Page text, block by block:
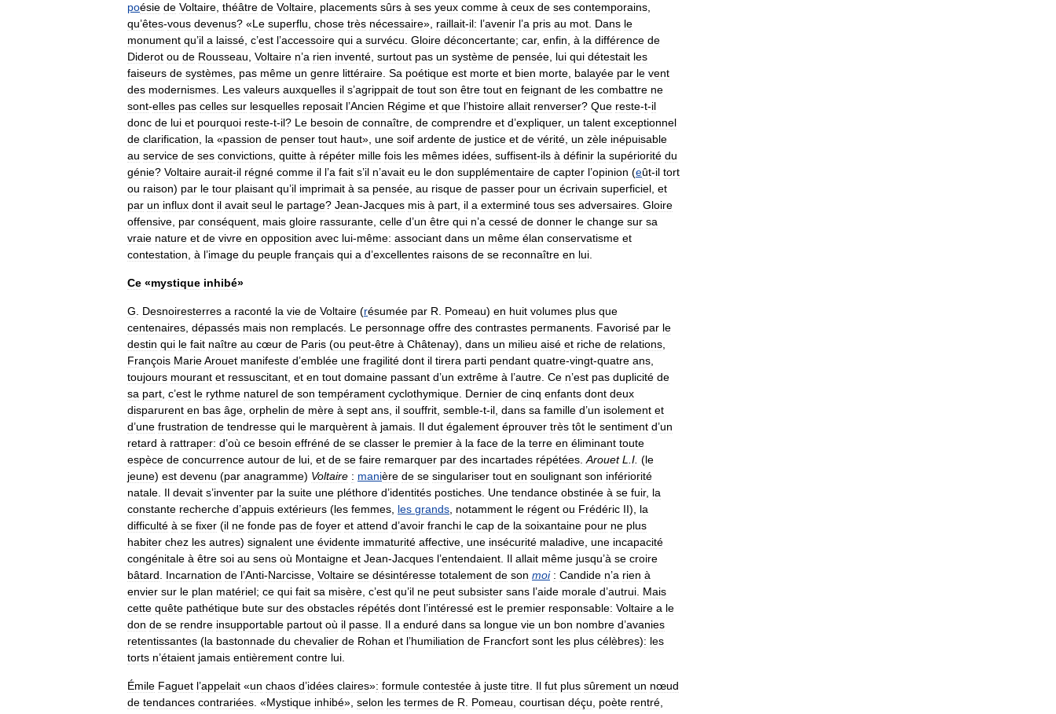
poésie de Voltaire théâtre de Voltaire placements sûrs à ses yeux comme à ceux de ses contemporains
qu’êtes-vous devenus? «Le superflu chose très nécessaire», raillait-il: l’avenir l’a pris au mot Dans le
monument qu’il a laissé c’est l’accessoire qui a survécu Gloire déconcertante; car, enfin à la différence de
Diderot ou de Rousseau Voltaire n’a rien inventé surtout pas un système de pensée lui qui détestait les
faiseurs de systèmes pas même un genre littéraire Sa poétique est morte et bien morte balayée par le vent
des modernismes Les valeurs auxquelles il s’agrippait de tout son être tout en feignant de les combattre ne
sont-elles pas celles sur lesquelles reposait l’Ancien Régime et que l’histoire allait renverser? Que reste-t-il
donc de lui et pourquoi reste-t-il? Le besoin de connaître de comprendre et d’expliquer, un talent exceptionnel
de clarification la «passion de penser tout haut», une soif ardente de justice et de vérité un zèle inépuisable
au service de ses convictions quitte à répéter mille fois les mêmes idées suffisent-ils à définir la supériorité du
génie? Voltaire aurait-il régné comme il l’a fait s’il n’avait eu le don supplémentaire de capter l’opinion (eût-il tort
ou raison) par le tour plaisant qu’il imprimait à sa pensée au risque de passer pour un écrivain superficiel et
par un influx dont il avait seul le partage? Jean-Jacques mis à part il a exterminé tous ses adversaires Gloire
offensive par conséquent mais gloire rassurante celle d’un être qui n’a cessé de donner le change sur sa
vraie nature et de vivre en opposition avec lui-même: associant dans un même élan conservatisme et
contestation à l’image du peuple français qui a d’excellentes raisons de se reconnaître en lui
Ce «mystique inhibé»
G Desnoiresterres a raconté la vie de Voltaire (résumée par R Pomeau) en huit volumes plus que
centenaires dépassés mais non remplacés Le personnage offre des contrastes permanents Favorisé par le
destin qui le fait naître au cœur de Paris (ou peut-être à Châtenay), dans un milieu aisé et riche de relations
François MarieArouet manifeste d’emblée une fragilité dont il tirera parti pendant quatre-vingt-quatre ans
toujours mourant et ressuscitant et en tout domaine passant d’un extrême à l’autre Ce n’est pas duplicité de
sa part c’est le rythme naturel de son tempérament cyclothymique Dernier de cinq enfants dont deux
disparurent en bas âge orphelin de mère à sept ans il souffrit semble-t-il dans sa famille d’un isolement et
d’une frustration de tendresse qui le marquèrent à jamais Il dut également éprouver très tôt le sentiment d’un
retard à rattraper: d’où ce besoin effréné de se classer le premier à la face de la terre en éliminant toute
espèce de concurrence autour de lui et de se faire remarquer par des incartades répétées Arouet L I (le
jeune) est devenu (par anagramme) Voltaire : manière de se singulariser tout en soulignant son infériorité
natale Il devait s’inventer par la suite une pléthore d’identités postiches Une tendance obstinée à se fuir, la
constante recherche d’appuis extérieurs (les femmes les grands notamment le régent ou Frédéric II), la
difficulté à se fixer (il ne fonde pas de foyer et attend d’avoir franchi le cap de la soixantaine pour ne plus
habiter chez les autres) signalent une évidente immaturité affective une insécurité maladive une incapacité
congénitale à être soi au sens où Montaigne et Jean-Jacques l’entendaient Il allait même jusqu’à se croire
bâtard
Incarnation de l’Anti-Narcisse Voltaire se désintéresse totalement de son moi : Candide n’a rien à
envier sur le plan matériel; ce qui fait sa misère c’est qu’il ne peut subsister sans l’aide morale d’autrui Mais
cette quête pathétique bute sur des obstacles répétés dont l’intéressé est le premier responsable: Voltaire a le
don de se rendre insupportable partout où il passe Il a enduré dans sa longue vie un bon nombre d’avanies
retentissantes (la bastonnade du chevalier de Rohan et l’humiliation de Francfort sont les plus célèbres): les
torts n’étaient jamais entièrement contre lui
Émile Faguet l’appelait «un chaos d’idées claires»: formule contestée à juste titre Il fut plus sûrement un nœud
de tendances contrariées . «Mystique inhibé», selon les termes de R Pomeau courtisan déçu poète rentré